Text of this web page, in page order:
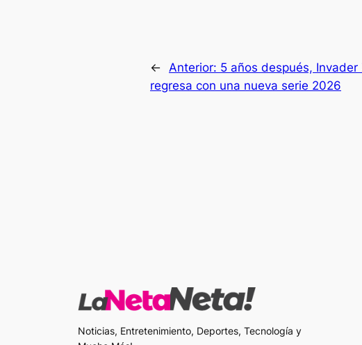
← Anterior: 5 años después, Invader
regresa con una nueva serie 2026
Noticias, Entretenimiento, Deportes, Tecnología y